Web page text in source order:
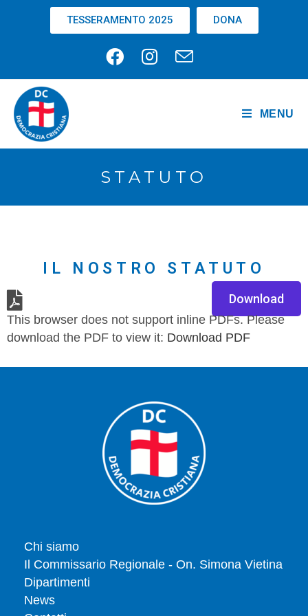
TESSERAMENTO 2025 DONA
MENU
STATUTO
IL NOSTRO STATUTO
Download
This browser does not support inline PDFs. Please
download the PDF to view it: Download PDF
Chi siamo
Il Commissario Regionale - On. Simona Vietina
Dipartimenti
News